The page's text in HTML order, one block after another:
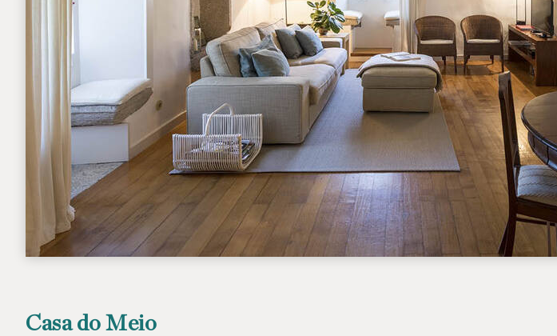
Casa do Meio